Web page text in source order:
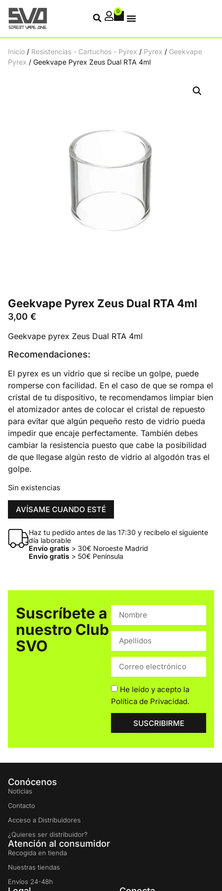
0
Inicio / Resistencias - Cartuchos - Pyrex / Pyrex / Geekvape
Pyrex / Geekvape Pyrex Zeus Dual RTA 4ml
Geekvape Pyrex Zeus Dual RTA 4ml
3,00 €
Geekvape pyrex Zeus Dual RTA 4ml
Recomendaciones:
El pyrex es un vidrio que si recibe un golpe, puede
romperse con facilidad. En el caso de que se rompa el
cristal de tu dispositivo, te recomendamos limpiar bien
el atomizador antes de colocar el cristal de repuesto
para evitar que algún pequeño resto de vidrio pueda
impedir que encaje perfectamente. También debes
cambiar la resistencia puesto que cabe la posibilidad
de que llegase algún resto de vidrio al algodón tras el
golpe.
Sin existencias
AVÍSAME CUANDO ESTÉ
Haz tu pedido antes de las 17:30 y recíbelo el siguiente
día laborable
Envío gratis> 30€ Noroeste Madrid
Envío gratis> 50€ Península
Suscríbete a
nuestro Club
SVO
He leído y acepto la
Política de Privacidad.
SUSCRIBIRME
Conócenos
Noticias
Contacto
Acceso a Distribuidores
¿Quieres ser distribuidor?
Atención al consumidor
Recogida en tienda
Nuestras tiendas
Envíos 24-48h